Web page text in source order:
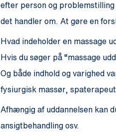
efter person og problemstilling
det handler om. At gøre en
Hvad indeholder en massage
Hvis du søger på “massage
Og både indhold og varighed
fysiurgisk massør,
Afhængig af uddannelsen kan
ansigtbehandling osv.